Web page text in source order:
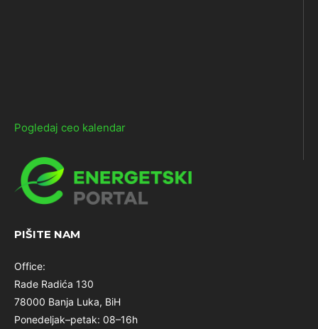
Pogledaj ceo kalendar
PIŠITE NAM
Office:
Rade Radića 130
78000 Banja Luka, BiH
Ponedeljak–petak: 08–16h